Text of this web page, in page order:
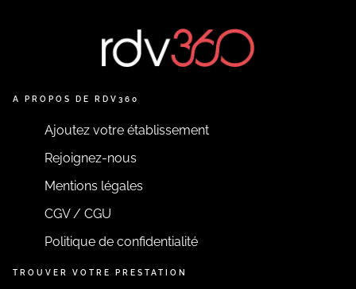
A PROPOS DE RDV360
Ajoutez votre établissement
Rejoignez-nous
Mentions légales
CGV / CGU
Politique de confidentialité
TROUVER VOTRE PRESTATION